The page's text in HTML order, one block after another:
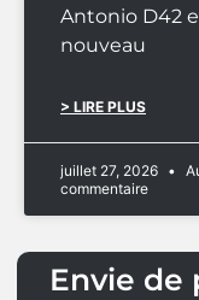
Antonio D42
nouveau
> LIRE PLUS
juillet 27, 2026
commentaire
Envie de